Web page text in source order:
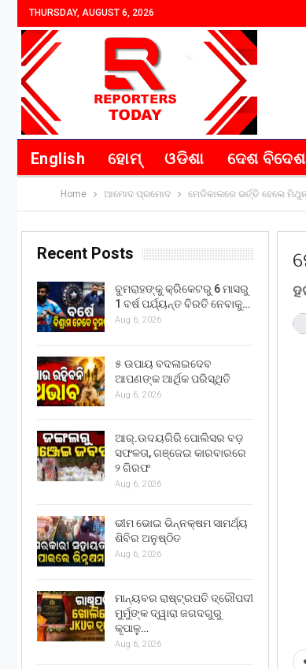
THURSDAY, AUGUST 6, 2026
English ହୋମ୍ ଓଡିଶା ଦେଶ ବିଦେଶ
Home ଆମୋଦ ପ୍ରମୋଦ ମେଡିକାଲରେ ଭର୍ତ୍ତି ହେଲେ ମିଥୁନ
Recent Posts
ବୁମରାହଙ୍କୁ କ୍ରିକେଟରୁ 6 ମାସରୁ
1 ବର୍ଷ ପର୍ଯ୍ୟନ୍ତ ବିରତି ନେବାକୁ…
Aug 6, 2026
୫ ଉପାୟ ବଦଳାଇଦେବ
ଆପଣଙ୍କ ଆର୍ଥିକ ପରିସ୍ଥିତି
Aug 6, 2026
ଆର୍.ଉଦୟଗିରି ପୋଲିସର ବଡ଼
ସଫଳତା, ଗଞ୍ଜେଇ କାରବାରରେ
୨ ଗିରଫ
Aug 6, 2026
ଭୀମ ଭୋଇ ଭିନ୍ନକ୍ଷମ ସାମର୍ଥ୍ୟ
ଶିବିର ଅନୁଷ୍ଠିତ
Aug 6, 2026
ମାନ୍ୟବର ରାଷ୍ଟ୍ରପତି ଦ୍ରୌପଦୀ
ମୁର୍ମୁଙ୍କ ଦ୍ୱାରା ଜଗଦଗୁରୁ
କୃପାଳୁ…
Aug 6, 2026